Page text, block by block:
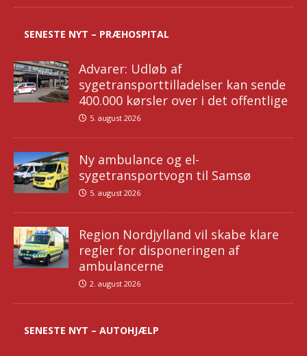
SENESTE NYT – PRÆHOSPITAL
Advarer: Udløb af
sygetransporttilladelser kan sende
400.000 kørsler over i det offentlige
5. august 2026
Ny ambulance og el-
sygetransportvogn til Samsø
5. august 2026
Region Nordjylland vil skabe klare
regler for disponeringen af
ambulancerne
2. august 2026
SENESTE NYT – AUTOHJÆLP